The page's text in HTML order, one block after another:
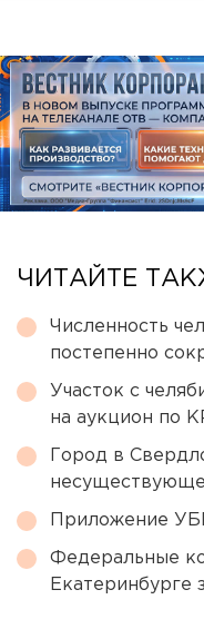
ЧИТАЙТЕ
Численность
постепенно
Участок с
на аукцион по
Город в
Приложение
Федеральные
Екатеринбурге